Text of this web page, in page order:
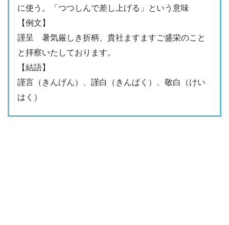
に使う。「つつしんで差し上げる」という意味
【例文】
謹呈 暑気厳しき折柄、貴社ますますご盛栄のこと
と拝察いたしております。
【結語】
謹言（きんげん）、謹白（きんぱく）、敬白（けい
はく）